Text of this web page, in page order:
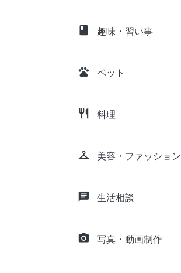
class 趣味・習い事
pets ペット
restaurant 料理
checkroom 美容・ファッション
chat 生活相談
camera_alt 写真・動画制作